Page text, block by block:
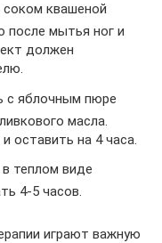
квашеной
после мытья ног и
должен
с яблочным пюре
масла.
оставить на 4 часа.
теплом виде
4-5 часов.
играют важную